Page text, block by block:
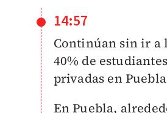
14:57
Continúan sin ir a
40% de
privadas en Puebla
En Puebla,